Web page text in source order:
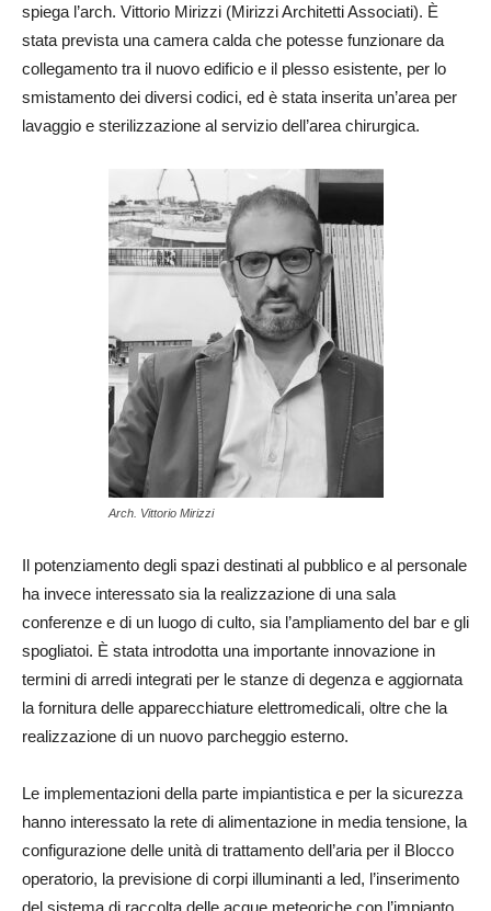
spiega l’arch. Vittorio Mirizzi (Mirizzi Architetti Associati). È
stata prevista una camera calda che potesse funzionare da
collegamento tra il nuovo edificio e il plesso esistente, per lo
smistamento dei diversi codici, ed è stata inserita un’area per
lavaggio e sterilizzazione al servizio dell’area chirurgica.
Arch. Vittorio Mirizzi
Il potenziamento degli spazi destinati al pubblico e al personale
ha invece interessato sia la realizzazione di una sala
conferenze e di un luogo di culto, sia l’ampliamento del bar e gli
spogliatoi. È stata introdotta una importante innovazione in
termini di arredi integrati per le stanze di degenza e aggiornata
la fornitura delle apparecchiature elettromedicali, oltre che la
realizzazione di un nuovo parcheggio esterno.
Le implementazioni della parte impiantistica e per la sicurezza
hanno interessato la rete di alimentazione in media tensione, la
configurazione delle unità di trattamento dell’aria per il Blocco
operatorio, la previsione di corpi illuminanti a led, l’inserimento
del sistema di raccolta delle acque meteoriche con l’impianto